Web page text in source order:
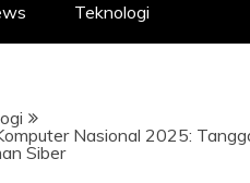
Teknologi
Nasional 2025:
Siber